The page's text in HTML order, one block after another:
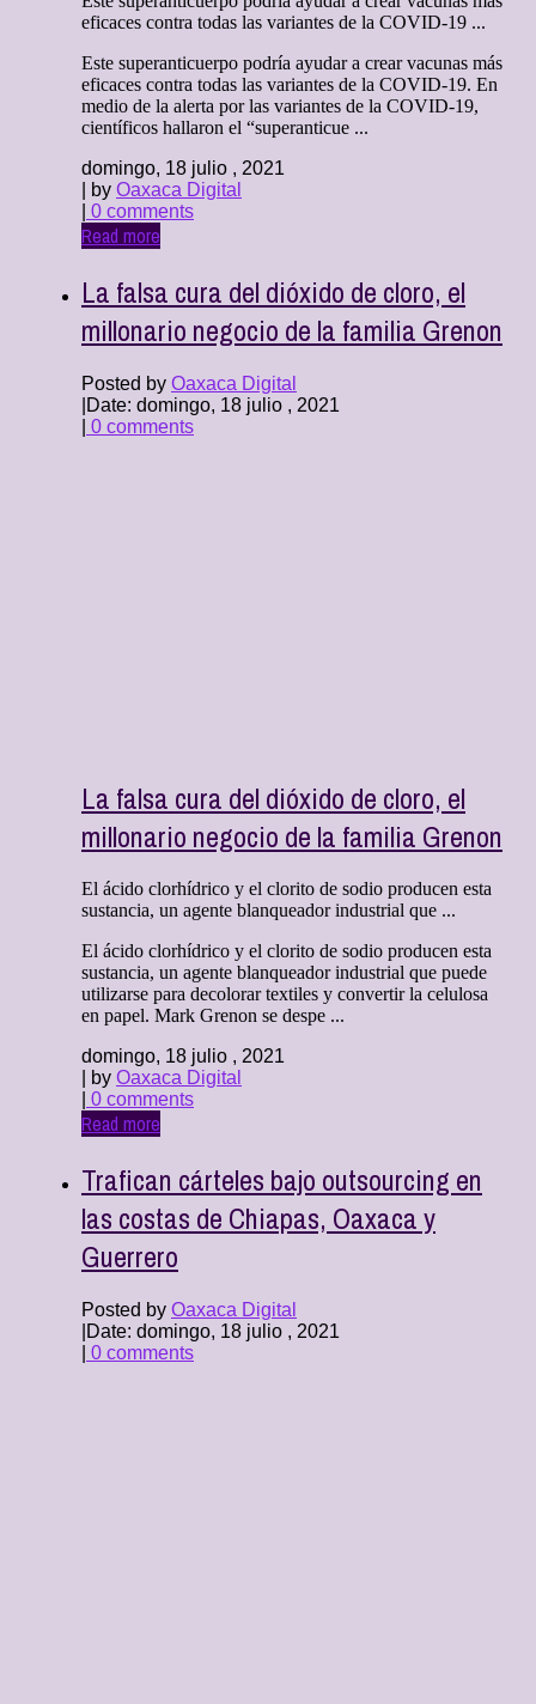
eficaces contra todas las variantes de la COVID-19 ...
Este superanticuerpo podría ayudar a crear vacunas más
eficaces contra todas las variantes de la COVID-19. En
medio de la alerta por las variantes de la COVID-19,
científicos hallaron el “superanticue ...
domingo, 18 julio , 2021
| by Oaxaca Digital
0 comments
Read more
La falsa cura del dióxido de cloro, el
millonario negocio de la familia Grenon
Posted by Oaxaca Digital
Date: domingo, 18 julio , 2021
0 comments
La falsa cura del dióxido de cloro, el
millonario negocio de la familia Grenon
El ácido clorhídrico y el clorito de sodio producen esta
sustancia, un agente blanqueador industrial que ...
El ácido clorhídrico y el clorito de sodio producen esta
sustancia, un agente blanqueador industrial que puede
utilizarse para decolorar textiles y convertir la celulosa
en papel. Mark Grenon se despe ...
domingo, 18 julio , 2021
| by Oaxaca Digital
0 comments
Read more
Trafican cárteles bajo outsourcing en
las costas de Chiapas, Oaxaca y
Guerrero
Posted by Oaxaca Digital
Date: domingo, 18 julio , 2021
0 comments